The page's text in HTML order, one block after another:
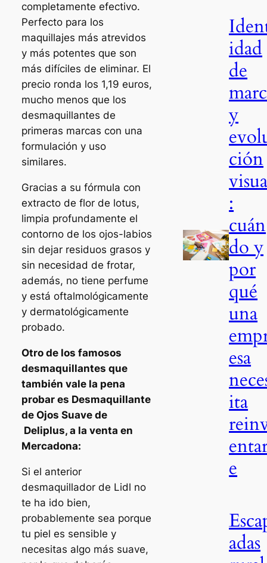
completamente efectivo.
Perfecto para los
maquillajes más atrevidos
y más potentes que son
más difíciles de eliminar. El
precio ronda los 1,19 euros,
mucho menos que los
desmaquillantes de
primeras marcas con una
formulación y uso
similares.
Gracias a su fórmula con
extracto de flor de lotus,
limpia profundamente el
contorno de los ojos-labios
sin dejar residuos grasos y
sin necesidad de frotar,
además, no tiene perfume
y está oftalmológicamente
y dermatológicamente
probado.
Otro de los famosos
desmaquillantes que
también vale la pena
probar es Desmaquillante
de Ojos Suave de
Deliplus, a la venta en
Mercadona:
Si el anterior
desmaquillador de Lidl no
te ha ido bien,
probablemente sea porque
tu piel es sensible y
necesitas algo más suave,
idad
de
y
ción
:
cuán
do y
por
qué
una
esa
ita
e
adas